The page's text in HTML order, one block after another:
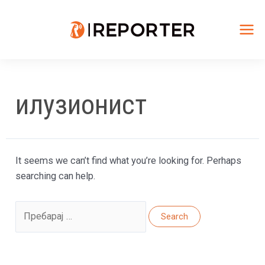
илузионист
It seems we can’t find what you’re looking for. Perhaps
searching can help.